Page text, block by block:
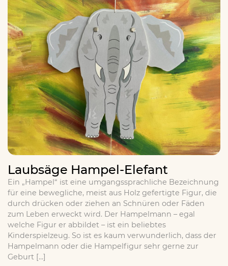
Laubsäge Hampel-Elefant
Ein „Hampel“ ist eine umgangssprachliche Bezeichnung
für eine bewegliche, meist aus Holz gefertigte Figur, die
durch drücken oder ziehen an Schnüren oder Fäden
zum Leben erweckt wird. Der Hampelmann – egal
welche Figur er abbildet – ist ein beliebtes
Kinderspielzeug. So ist es kaum verwunderlich, dass der
Hampelmann oder die Hampelfigur sehr gerne zur
Geburt […]